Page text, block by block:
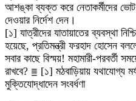
আশঙ্কা ব্যক্ত করে নেতাকর্মীদের ভোট
দেওয়ার নির্দেশ দেন।
[১] যাত্রীদের যাতায়াতের ব্যবস্থা
হয়েছে, প্রতিমন্ত্রী ফরহাদ হোসেন
সবার কাছে বিস্ময়! মহামারী-পরবর্তী
রাখবে? ≣ [১] মঠবাড়িয়ায় যথাযোগ্য
মুক্তিযোদ্ধাদেন সংবর্ধণা